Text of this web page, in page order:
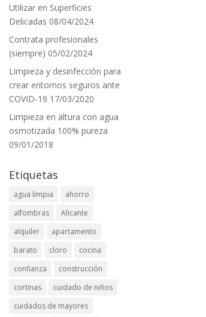
Utilizar en Superficies
Delicadas 08/04/2024
Contrata profesionales
(siempre) 05/02/2024
Limpieza y desinfección para
crear entornos seguros ante
COVID-19 17/03/2020
Limpieza en altura con agua
osmotizada 100% pureza
09/01/2018
Etiquetas
agua limpia
ahorro
alfombras
Alicante
alquiler
apartamento
barato
cloro
cocina
confianza
construcción
cortinas
cuidado de niños
cuidados de mayores